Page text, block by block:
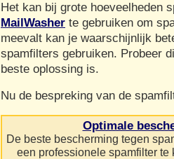
Het kan bij grote hoeveelheden
MailWasher te gebruiken om
meevalt kan je waarschijnlijk
spamfilters gebruiken. Probeer
beste oplossing is.
Nu de bespreking van de
Optimale
De beste bescherming tegen
een professionele spamfilter